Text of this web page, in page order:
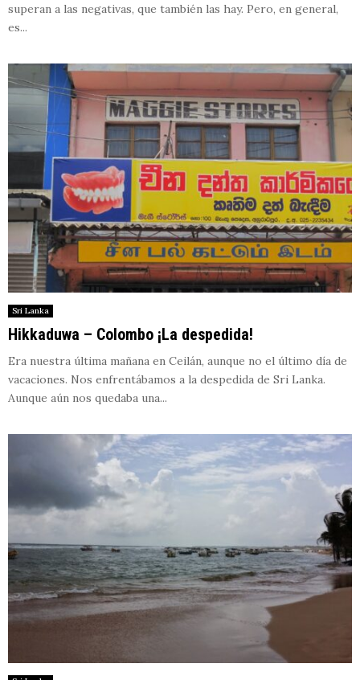
superan a las negativas, que también las hay. Pero, en general,
es...
Sri Lanka
Hikkaduwa – Colombo ¡La despedida!
Era nuestra última mañana en Ceilán, aunque no el último día de
vacaciones. Nos enfrentábamos a la despedida de Sri Lanka.
Aunque aún nos quedaba una...